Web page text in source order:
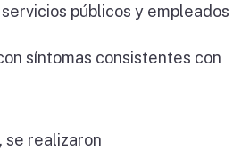
públicos y empleados
síntomas consistentes con
se realizaron